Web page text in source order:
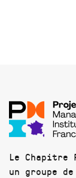
Le Chapitre
un groupe